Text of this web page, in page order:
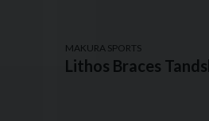
MAKURA SPORTS
Lithos Braces